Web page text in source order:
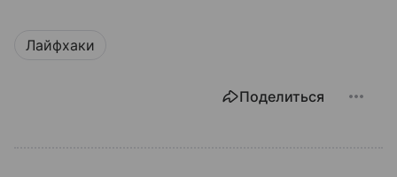
Лайфхаки
Поделиться